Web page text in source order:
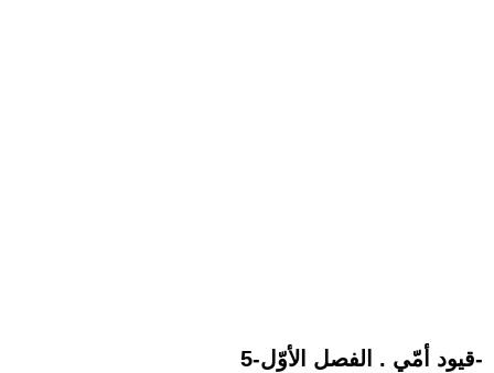
قيود أمّي . الفصل الأوّل-5-